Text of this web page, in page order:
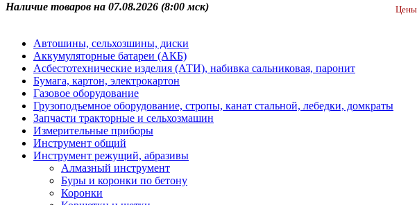
Наличие товаров на 07.08.2026 (8:00 мск) Цены
Автошины, сельхозшины, диски
Аккумуляторные батареи (АКБ)
Асбестотехнические изделия (АТИ), набивка сальниковая, паронит
Бумага, картон, электрокартон
Газовое оборудование
Грузоподъемное оборудование, стропы, канат стальной, лебедки, домкраты
Запчасти тракторные и сельхозмашин
Измерительные приборы
Инструмент общий
Инструмент режущий, абразивы
Алмазный инструмент
Буры и коронки по бетону
Коронки